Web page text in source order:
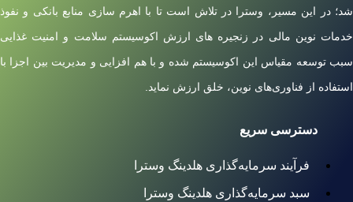
شد؛ در این مسیر، وسترا در تلاش است تا با اهرم سازی منابع بانکی و نفوذ
خدمات نوین مالی در زنجیره های ارزش اکوسیستم سلامت و امنیت غذایی
سبب توسعه مقیاس این اکوسیستم شده و با هم افزایی و مدیریت بین اجزا با
استفاده از فناوری‌های نوین، خلق ارزش نماید.
دسترسی سریع
فرآیند سرمایه‌گذاری هلدینگ وسترا
سبد سرمایه‌گذاری هلدینگ وسترا